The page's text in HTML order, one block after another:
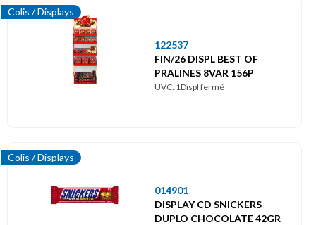
Colis / Displays
122537
FIN/26 DISPL BEST OF
PRALINES 8VAR 156P
UVC: 1Displ fermé
Colis / Displays
014901
DISPLAY CD SNICKERS
DUPLO CHOCOLATE 42GR